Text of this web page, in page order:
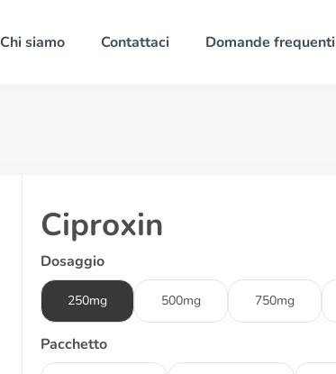
Chi siamo Contattaci Domande frequenti
Ciproxin
Dosaggio
250mg 500mg 750mg
Pacchetto